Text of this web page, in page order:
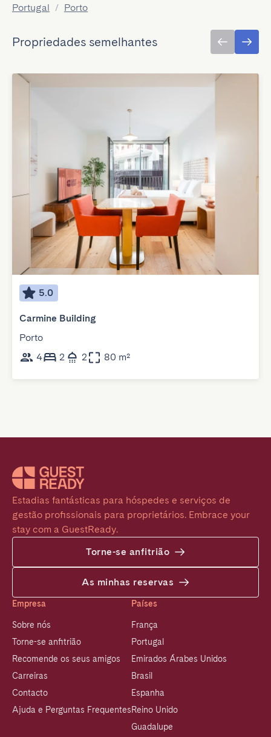
Portugal / Porto
Propriedades semelhantes
5.0
Carmine Building
Porto
4
2 2 80 m²
Estadias fantásticas para hóspedes e serviços de
gestão profissionais para proprietários. Embrace your
stay com a GuestReady.
Torne-se anfitrião
As minhas reservas
Empresa
Sobre nós
Torne-se anfitrião
Recomende os seus amigos
Carreiras
Contacto
Ajuda e Perguntas Frequentes
Países
França
Portugal
Emirados Árabes Unidos
Brasil
Espanha
Reino Unido
Guadalupe